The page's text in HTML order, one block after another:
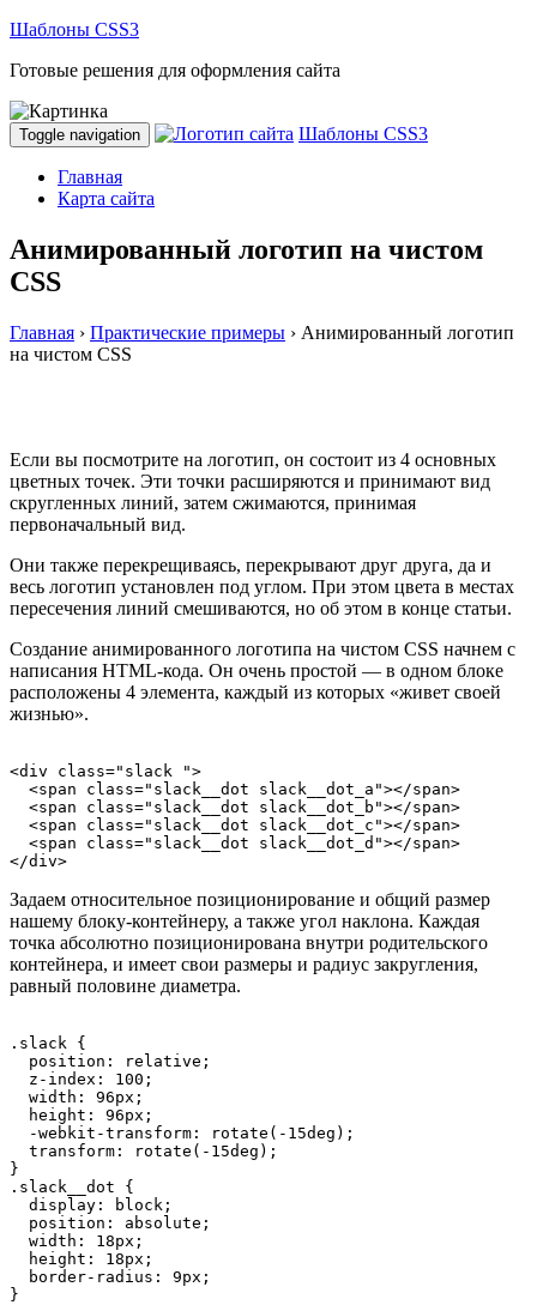
Шаблоны CSS3
Готовые решения для оформления сайта
Toggle navigation Шаблоны CSS3
Главная
Карта сайта
Анимированный логотип на чистом
CSS
Главная › Практические примеры › Анимированный логотип
на чистом CSS
Если вы посмотрите на логотип, он состоит из 4 основных
цветных точек. Эти точки расширяются и принимают вид
скругленных линий, затем сжимаются, принимая
первоначальный вид.
Они также перекрещиваясь, перекрывают друг друга, да и
весь логотип установлен под углом. При этом цвета в местах
пересечения линий смешиваются, но об этом в конце статьи.
Создание анимированного логотипа на чистом CSS начнем с
написания HTML-кода. Он очень простой — в одном блоке
расположены 4 элемента, каждый из которых «живет своей
жизнью».
<div class="slack ">
  <span class="slack__dot slack__dot_a"></span>
  <span class="slack__dot slack__dot_b"></span>
  <span class="slack__dot slack__dot_c"></span>
  <span class="slack__dot slack__dot_d"></span>
</div>
Задаем относительное позиционирование и общий размер
нашему блоку-контейнеру, а также угол наклона. Каждая
точка абсолютно позиционирована внутри родительского
контейнера, и имеет свои размеры и радиус закругления,
равный половине диаметра.
.slack {
  position: relative;
  z-index: 100;
  width: 96px;
  height: 96px;
  -webkit-transform: rotate(-15deg);
  transform: rotate(-15deg);
}
.slack__dot {
  display: block;
  position: absolute;
  width: 18px;
  height: 18px;
  border-radius: 9px;
}